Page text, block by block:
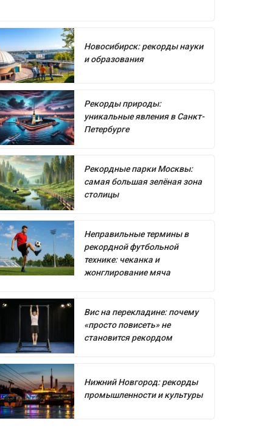
Новосибирск: рекорды науки
и образования
Рекорды природы:
уникальные явления в Санкт-
Петербурге
Рекордные парки Москвы:
самая большая зелёная зона
столицы
Неправильные термины в
рекордной футбольной
технике: чеканка и
жонглирование мяча
Вис на перекладине: почему
«просто повисеть» не
становится рекордом
Нижний Новгород: рекорды
промышленности и культуры